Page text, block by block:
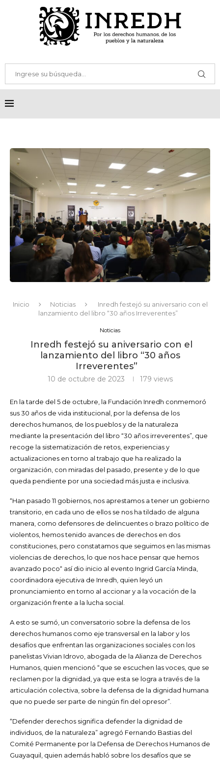
Inicio Noticias
Inredh festejó su aniversario con el
lanzamiento del libro “30 años Irreverentes”
Noticias
Inredh festejó su aniversario con el
lanzamiento del libro “30 años
Irreverentes”
10 de octubre de 2023 179 views
En la tarde del 5 de octubre, la Fundación Inredh conmemoró
sus 30 años de vida institucional, por la defensa de los
derechos humanos, de los pueblos y de la naturaleza
mediante la presentación del libro “30 años irreverentes”, que
recoge la sistematización de retos, experiencias y
actualizaciones en torno al trabajo que ha realizado la
organización, con miradas del pasado, presente y de lo que
queda pendiente por una sociedad más justa e inclusiva.
“Han pasado 11 gobiernos, nos aprestamos a tener un gobierno
transitorio, en cada uno de ellos se nos ha tildado de alguna
manera, como defensores de delincuentes o brazo político de
violentos, hemos tenido avances de derechos en dos
constituciones, pero constatamos que seguimos en las mismas
violencias de derechos, lo que nos hace pensar que hemos
avanzado poco“ así dio inicio al evento Ingrid García Minda,
coordinadora ejecutiva de Inredh, quien leyó un
pronunciamiento en torno al accionar y a la vocación de la
organización frente a la lucha social.
A esto se sumó, un conversatorio sobre la defensa de los
derechos humanos como eje transversal en la labor y los
desafíos que enfrentan las organizaciones sociales con los
panelistas Vivian Idrovo, abogada de la Alianza de Derechos
Humanos, quien mencionó “que se escuchen las voces, que se
reclamen por la dignidad, ya que esta se logra a través de la
articulación colectiva, sobre la defensa de la dignidad humana
que no puede ser parte de ningún fin del opresor”.
“Defender derechos significa defender la dignidad de
individuos, de la naturaleza” agregó Fernando Bastias del
Comité Permanente por la Defensa de Derechos Humanos de
Guayaquil, quien además habló sobre los desafíos que se